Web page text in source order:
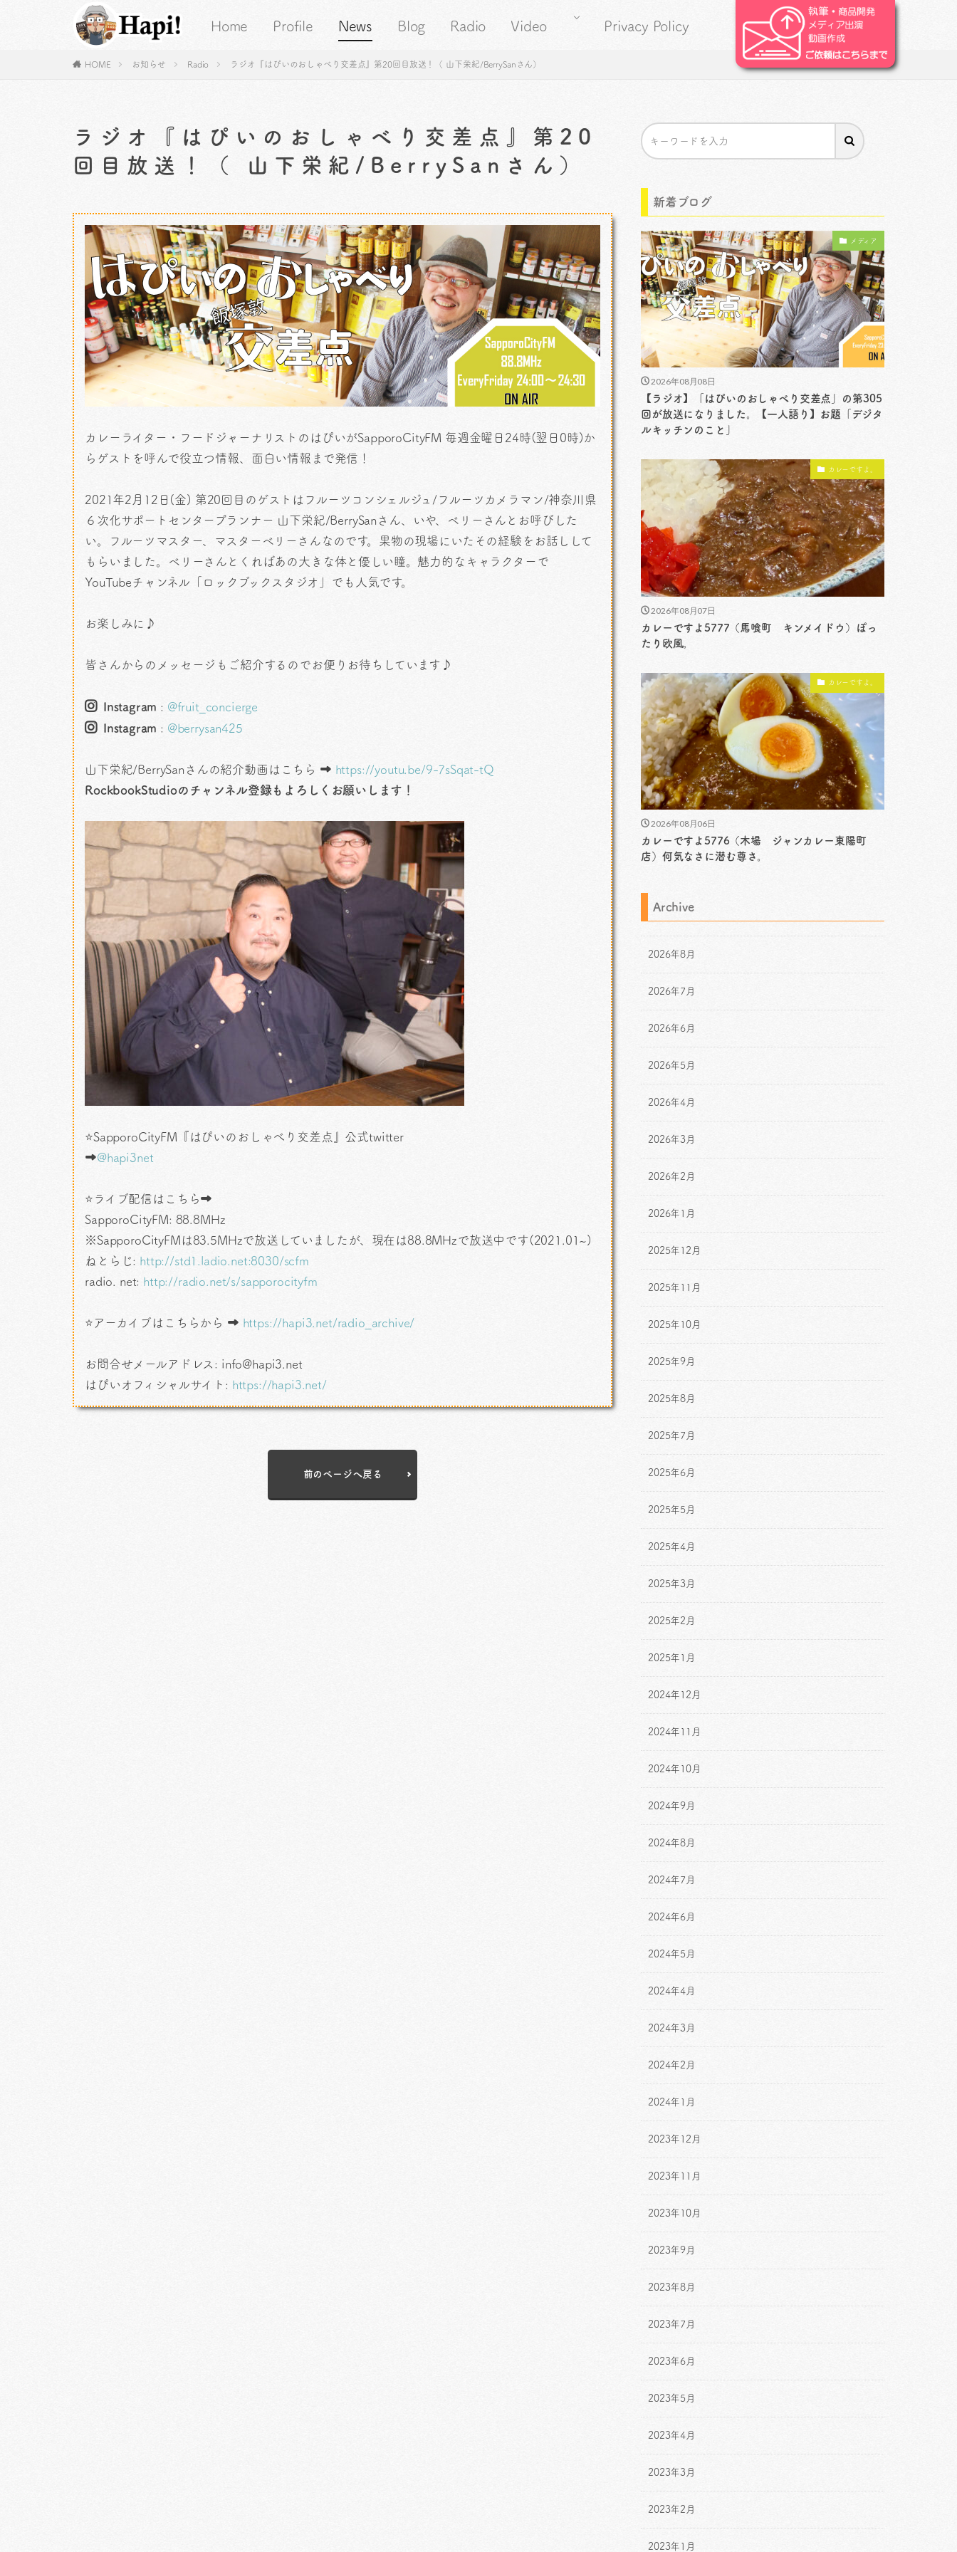
Home Profile News Blog Radio Video Privacy Policy
HOME お知らせ Radio ラジオ『はぴいのおしゃべり交差点』第20回目放送！（ 山下栄紀/BerrySanさん）
ラジオ『はぴいのおしゃべり交差点』第20
回目放送！（ 山下栄紀/BerrySanさん）
カレーライター・フードジャーナリストのはぴいがSapporoCityFM 毎週金曜日24時(翌日0時)か
らゲストを呼んで役立つ情報、面白い情報まで発信！
2021年2月12日(金) 第20回目のゲストはフルーツコンシェルジュ/フルーツカメラマン/神奈川県
６次化サポートセンタープランナー 山下栄紀/BerrySanさん、いや、ベリーさんとお呼びした
い。フルーツマスター、マスターベリーさんなのです。果物の現場にいたその経験をお話しして
もらいました。ベリーさんとくればあの大きな体と優しい瞳。魅力的なキャラクターで
YouTubeチャンネル「ロックブックスタジオ」でも人気です。
お楽しみに♪
皆さんからのメッセージもご紹介するのでお便りお待ちしています♪
Instagram : @fruit_concierge
Instagram : @berrysan425
山下栄紀/BerrySanさんの紹介動画はこちら ➡ https://youtu.be/9-7sSqat-tQ
RockbookStudioのチャンネル登録もよろしくお願いします！
⭐SapporoCityFM『はぴいのおしゃべり交差点』公式twitter
➡@hapi3net
⭐ライブ配信はこちら➡
SapporoCityFM: 88.8MHz
※SapporoCityFMは83.5MHzで放送していましたが、現在は88.8MHzで放送中です(2021.01~)
ねとらじ: http://std1.ladio.net:8030/scfm
radio. net: http://radio.net/s/sapporocityfm
⭐アーカイブはこちらから ➡ https://hapi3.net/radio_archive/
お問合せメールアドレス: info@hapi3.net
はぴいオフィシャルサイト: https://hapi3.net/
前のページへ戻る
新着ブログ
メディア
2026年08月08日
【ラジオ】「はぴいのおしゃべり交差点」の第305
回が放送になりました。【一人語り】お題「デジタ
ルキッチンのこと」
カレーですよ。
2026年08月07日
カレーですよ5777（馬喰町 キンメイドウ）ぽっ
たり欧風。
カレーですよ。
2026年08月06日
カレーですよ5776（木場 ジャンカレー東陽町
店）何気なさに潜む尊さ。
Archive
2026年8月
2026年7月
2026年6月
2026年5月
2026年4月
2026年3月
2026年2月
2026年1月
2025年12月
2025年11月
2025年10月
2025年9月
2025年8月
2025年7月
2025年6月
2025年5月
2025年4月
2025年3月
2025年2月
2025年1月
2024年12月
2024年11月
2024年10月
2024年9月
2024年8月
2024年7月
2024年6月
2024年5月
2024年4月
2024年3月
2024年2月
2024年1月
2023年12月
2023年11月
2023年10月
2023年9月
2023年8月
2023年7月
2023年6月
2023年5月
2023年4月
2023年3月
2023年2月
2023年1月